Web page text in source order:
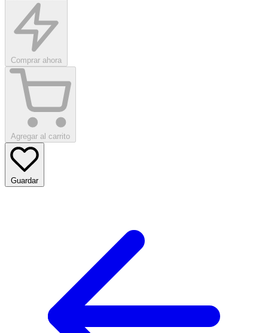
Comprar ahora
Agregar al carrito
Guardar